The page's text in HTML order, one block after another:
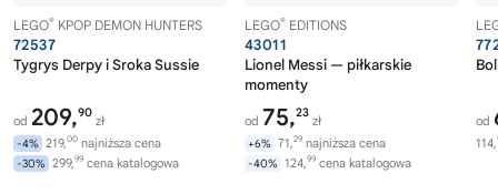
LEGO® KPOP DEMON HUNTERS
72537
Tygrys Derpy i Sroka Sussie
od 209,90
zł
-4% 219,00 najniższa cena
-30% 299,99 cena katalogowa
LEGO® EDITIONS
43011
Lionel Messi — piłkarskie
momenty
od 75,23
zł
+6% 71,29 najniższa cena
-40% 124,99 cena katalogowa
od
114,